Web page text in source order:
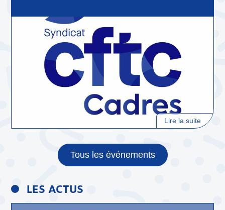
Lire la suite
Tous les événements
LES ACTUS